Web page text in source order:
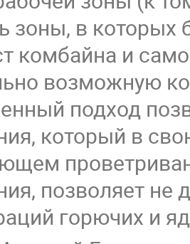
зоны, в которых
комбайна и
возможную
подход
который в
позволяет не
горючих и